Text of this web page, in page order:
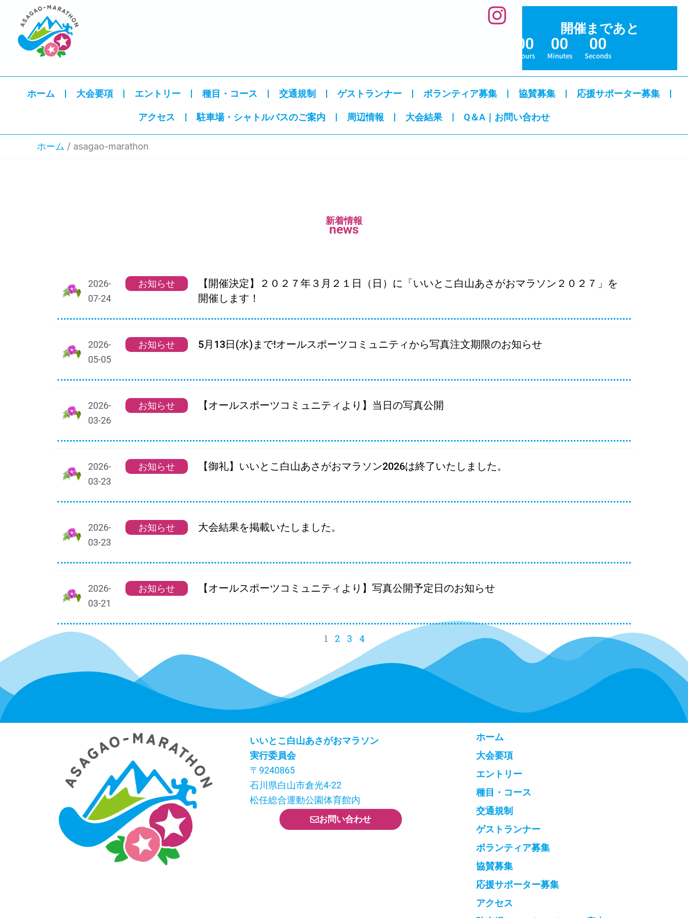
開催まであと
00
Hours
00
Minutes
00
Seconds
ホーム 大会要項 エントリー 種目・コース 交通規制 ゲストランナー ボランティア募集 協賛募集 応援サポーター募集
アクセス 駐車場・シャトルバスのご案内 周辺情報 大会結果 Q＆A｜お問い合わせ
ホーム asagao-marathon
新着情報
news
2026-
07-24
お知らせ
【開催決定】２０２７年３月２１日（日）に「いいとこ白山あさがおマラソン２０２７」を
開催します！
2026-
05-05
お知らせ 5月13日(水)まで!オールスポーツコミュニティから写真注文期限のお知らせ
2026-
03-26
お知らせ 【オールスポーツコミュニティより】当日の写真公開
2026-
03-23
お知らせ 【御礼】いいとこ白山あさがおマラソン2026は終了いたしました。
2026-
03-23
お知らせ 大会結果を掲載いたしました。
2026-
03-21
お知らせ 【オールスポーツコミュニティより】写真公開予定日のお知らせ
ジ
1
ジ
2
ジ
3
ジ
4
いいとこ白山あさがおマラソン
実行委員会
〒9240865
石川県白山市倉光4-22
松任総合運動公園体育館内
お問い合わせ
ホーム
大会要項
エントリー
種目・コース
交通規制
ゲストランナー
ボランティア募集
協賛募集
応援サポーター募集
アクセス